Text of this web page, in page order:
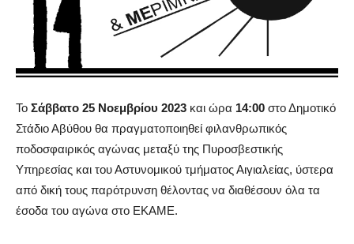
Το Σάββατο 25 Νοεμβρίου 2023 και ώρα 14:00 στο Δημοτικό
Στάδιο Αβύθου θα πραγματοποιηθεί φιλανθρωπικός
ποδοσφαιρικός αγώνας μεταξύ της Πυροσβεστικής
Υπηρεσίας και του Αστυνομικού τμήματος Αιγιαλείας, ύστερα
από δική τους παρότρυνση θέλοντας να διαθέσουν όλα τα
έσοδα του αγώνα στο ΕΚΑΜΕ.